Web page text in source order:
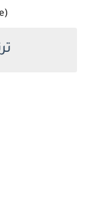
(Star sat- T14 Extreme)